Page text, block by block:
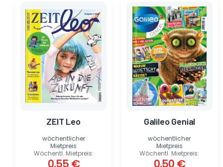
ZEIT Leo
Preis
war:
6,50 €
Wöchentl. Mietpreis:
0,55 €
Preis
ist:
0,55 €.
wöchentlicher
Mietpreis
Galileo Genial
Preis
war:
5,99 €
Wöchentl. Mietpreis:
0,50 €
Preis
ist:
0,50 €.
wöchentlicher
Mietpreis